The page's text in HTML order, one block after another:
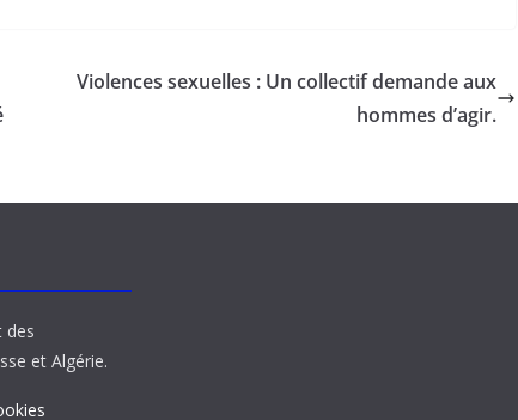
Violences sexuelles : Un collectif demande aux
hommes d’agir.
des
et Algérie.